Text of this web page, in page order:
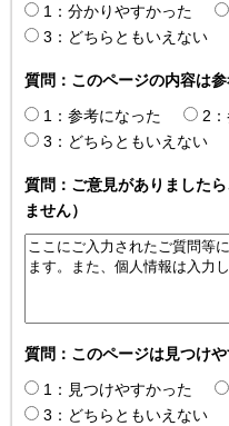
1：分かりやすかった
3：どちらともいえない
質問：このページの内容は
1：参考になった
2
3：どちらともいえない
質問：ご意見がありました
ません）
質問：このページは見つけ
1：見つけやすかった
3：どちらともいえない